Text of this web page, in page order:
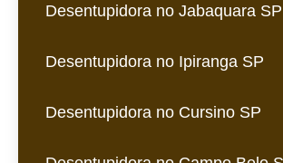
Desentupidora no Jabaquara SP
Desentupidora no Ipiranga SP
Desentupidora no Cursino SP